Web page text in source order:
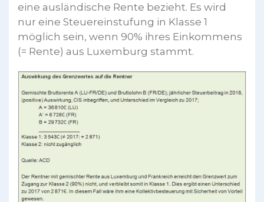
eine ausländische Rente bezieht. Es wird
nur eine Steuereinstufung in Klasse 1
möglich sein, wenn 90% ihres Einkommens
(= Rente) aus Luxemburg stammt.